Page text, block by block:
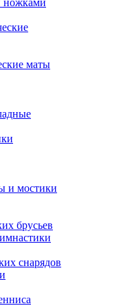
ножками
маты
и мостики
брусьев
снарядов